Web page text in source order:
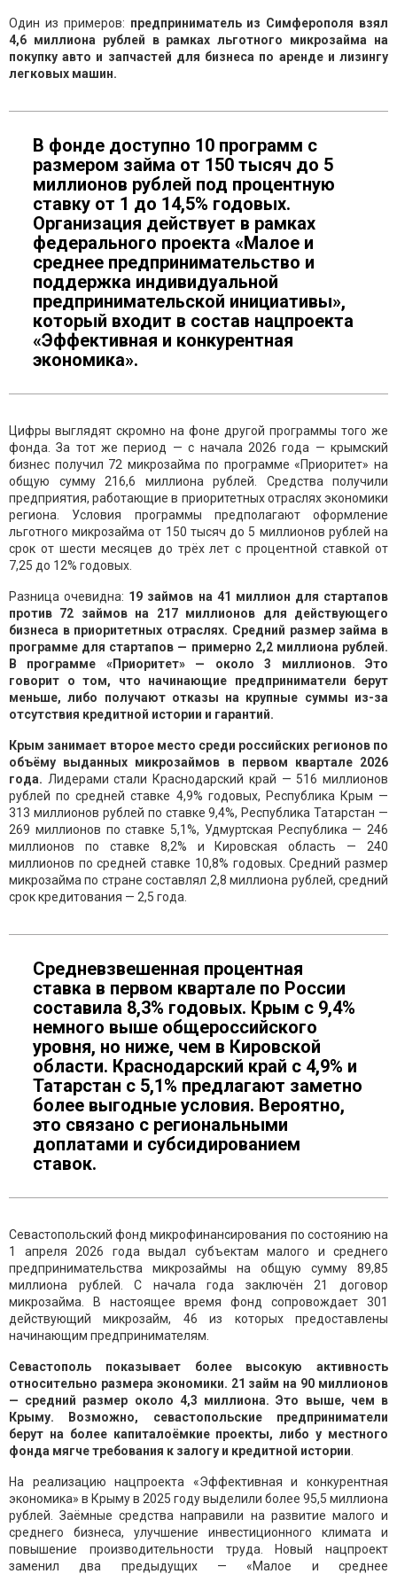
Один из примеров: предприниматель из Симферополя взял
4,6 миллиона рублей в рамках льготного микрозайма на
покупку авто и запчастей для бизнеса по аренде и лизингу
легковых машин.
В фонде доступно 10 программ с
размером займа от 150 тысяч до 5
миллионов рублей под процентную
ставку от 1 до 14,5% годовых.
Организация действует в рамках
федерального проекта «Малое и
среднее предпринимательство и
поддержка индивидуальной
предпринимательской инициативы»,
который входит в состав нацпроекта
«Эффективная и конкурентная
экономика».
Цифры выглядят скромно на фоне другой программы того же
фонда. За тот же период — с начала 2026 года — крымский
бизнес получил 72 микрозайма по программе «Приоритет» на
общую сумму 216,6 миллиона рублей. Средства получили
предприятия, работающие в приоритетных отраслях экономики
региона. Условия программы предполагают оформление
льготного микрозайма от 150 тысяч до 5 миллионов рублей на
срок от шести месяцев до трёх лет с процентной ставкой от
7,25 до 12% годовых.
Разница очевидна: 19 займов на 41 миллион для стартапов
против 72 займов на 217 миллионов для действующего
бизнеса в приоритетных отраслях. Средний размер займа в
программе для стартапов — примерно 2,2 миллиона рублей.
В программе «Приоритет» — около 3 миллионов. Это
говорит о том, что начинающие предприниматели берут
меньше, либо получают отказы на крупные суммы из-за
отсутствия кредитной истории и гарантий.
Крым занимает второе место среди российских регионов по
объёму выданных микрозаймов в первом квартале 2026
года. Лидерами стали Краснодарский край — 516 миллионов
рублей по средней ставке 4,9% годовых, Республика Крым —
313 миллионов рублей по ставке 9,4%, Республика Татарстан —
269 миллионов по ставке 5,1%, Удмуртская Республика — 246
миллионов по ставке 8,2% и Кировская область — 240
миллионов по средней ставке 10,8% годовых. Средний размер
микрозайма по стране составлял 2,8 миллиона рублей, средний
срок кредитования — 2,5 года.
Средневзвешенная процентная
ставка в первом квартале по России
составила 8,3% годовых. Крым с 9,4%
немного выше общероссийского
уровня, но ниже, чем в Кировской
области. Краснодарский край с 4,9% и
Татарстан с 5,1% предлагают заметно
более выгодные условия. Вероятно,
это связано с региональными
доплатами и субсидированием
ставок.
Севастопольский фонд микрофинансирования по состоянию на
1 апреля 2026 года выдал субъектам малого и среднего
предпринимательства микрозаймы на общую сумму 89,85
миллиона рублей. С начала года заключён 21 договор
микрозайма. В настоящее время фонд сопровождает 301
действующий микрозайм, 46 из которых предоставлены
начинающим предпринимателям.
Севастополь показывает более высокую активность
относительно размера экономики. 21 займ на 90 миллионов
— средний размер около 4,3 миллиона. Это выше, чем в
Крыму. Возможно, севастопольские предприниматели
берут на более капиталоёмкие проекты, либо у местного
фонда мягче требования к залогу и кредитной истории
На реализацию нацпроекта «Эффективная и конкурентная
экономика» в Крыму в 2025 году выделили более 95,5 миллиона
рублей. Заёмные средства направили на развитие малого и
среднего бизнеса, улучшение инвестиционного климата и
повышение производительности труда. Новый нацпроект
заменил два предыдущих — «Малое и среднее